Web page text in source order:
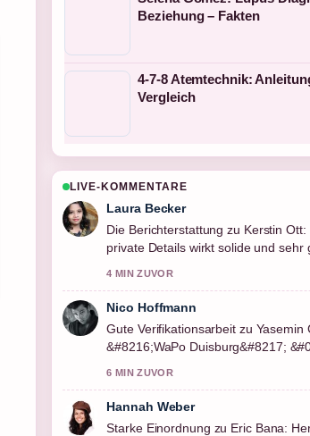
Beziehung – Fakten
4-7-8 Atemtechnik:
Vergleich
LIVE-KOMMENTARE
Laura Becker
Die Berichterstattung zu Kerstin
private Details wirkt solide und sehr
4 MIN ZUVOR
Nico Hoffmann
Gute Verifikationsarbeit zu Yasemin
&#8216;WaPo Duisburg&#8217;
6 MIN ZUVOR
Hannah Weber
Starke Einordnung zu Eric Bana: